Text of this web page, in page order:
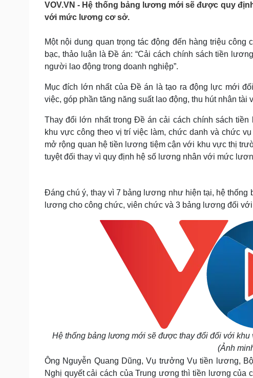
Tin nóng
Tư vấn luật
Việt Nam
Sức khỏe
Dinh dưỡng - món ngon
Cây thuốc
Sản phụ khoa
Nhi khoa
Nam khoa
Làm đẹp - giảm cân
Phòng mạch online
Ăn sạch sống khỏe
Đời sống
Nhà đẹp
Blog
Tình yêu - Gia đình
VOV.VN - Hệ thống bảng lương mới sẽ được quy
với mức lương cơ sở.
Một nội dung quan trọng tác động đến hàng triệu
bạc, thảo luận là Đề án: “Cải cách chính sách tiền
người lao động trong doanh nghiệp”.
Mục đích lớn nhất của Đề án là tạo ra động lực mới
việc, góp phần tăng năng suất lao động, thu hút nhân
Thay đổi lớn nhất trong Đề án cải cách chính sách
khu vực công theo vị trí việc làm, chức danh và chức
mở rộng quan hệ tiền lương tiệm cận với khu vực thị
tuyệt đối thay vì quy định hệ số lương nhân với mức
Đáng chú ý, thay vì 7 bảng lương như hiện tại, hệ
lương cho công chức, viên chức và 3 bảng lương đối
Hệ thống bảng lương mới sẽ được thay đổi đối với
(Ảnh
Ông Nguyễn Quang Dũng, Vụ trưởng Vụ tiền lương,
Nghị quyết cải cách của Trung ương thì tiền lương của